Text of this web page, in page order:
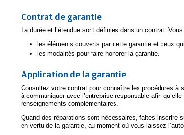
Contrat de garantie
La durée et l’étendue sont définies dans un contrat.
les éléments couverts par cette garantie et ceux
les modalités pour faire honorer la garantie.
Application de la garantie
Consultez votre contrat pour connaître les procédures à
à communiquer avec l’entreprise responsable afin
renseignements complémentaires.
Quand des réparations sont nécessaires, faites inscrire
en vertu de la garantie, au moment où vous laissez